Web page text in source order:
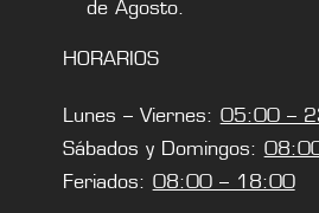
de Agosto.
HORARIOS
Lunes – Viernes: 05:00 –
Sábados y Domingos:
Feriados: 08:00 – 18:00